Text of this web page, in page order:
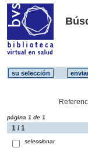
página 1 de 1
1 / 1
seleccionar